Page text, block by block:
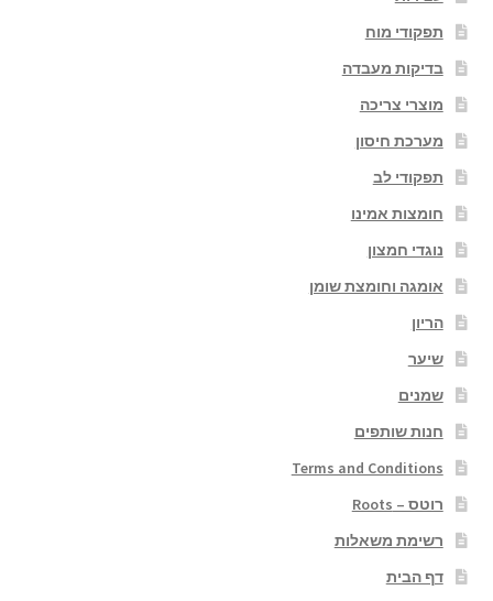
תפקודי מוח
בדיקות מעבדה
מוצרי צריכה
מערכת חיסון
תפקודי לב
חומצות אמינו
נוגדי חמצון
אומגה וחומצת שומן
הריון
שיער
שמנים
חנות שותפים
Terms and Conditions
רוטס – Roots
רשימת משאלות
דף הבית